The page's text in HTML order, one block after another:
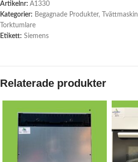
Artikelnr: A1330
Kategorier: Begagnade Produkter, Tvättmaskin
Torktumlare
Etikett: Siemens
Relaterade produkter